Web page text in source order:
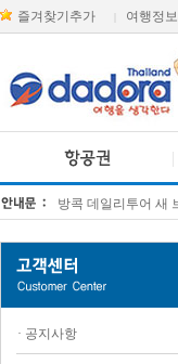
즐겨찾기추가 여행정보
방콕 데일리투어 새
· 공지사항